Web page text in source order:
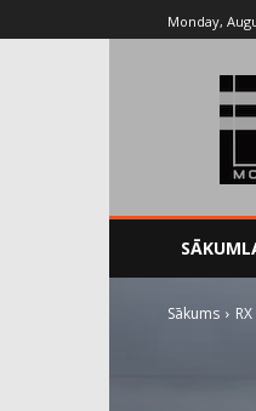
Monday,
Sākums RX